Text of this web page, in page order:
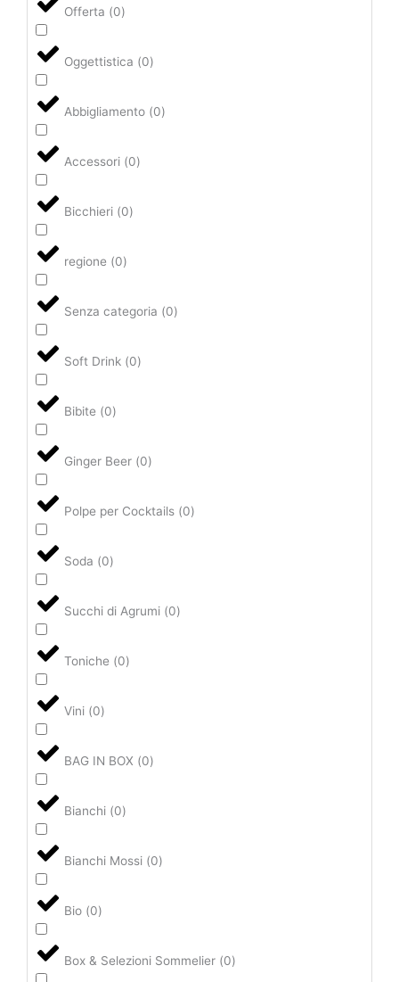
Offerta (0)
Oggettistica (0)
Abbigliamento (0)
Accessori (0)
Bicchieri (0)
regione (0)
Senza categoria (0)
Soft Drink (0)
Bibite (0)
Ginger Beer (0)
Polpe per Cocktails (0)
Soda (0)
Succhi di Agrumi (0)
Toniche (0)
Vini (0)
BAG IN BOX (0)
Bianchi (0)
Bianchi Mossi (0)
Bio (0)
Box & Selezioni Sommelier (0)